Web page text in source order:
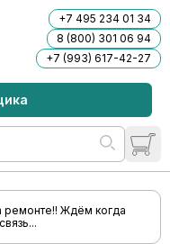
+7 495 234 01 34
8 (800) 301 06 94
+7 (993) 617-42-27
Ждём когда